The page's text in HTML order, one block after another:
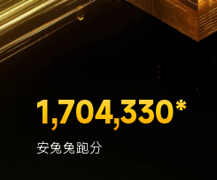
1,704,330*
安兔兔跑分